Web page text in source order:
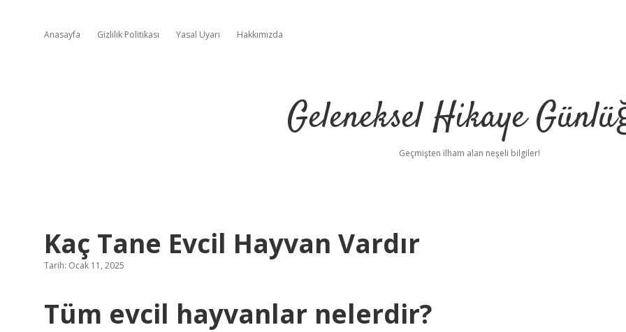
Anasayfa Gizlilik Politikası Yasal Uyarı Hakkımızda
Geleneksel Hikaye
Geçmişten ilham alan neşeli bilgiler!
Kaç Tane Evcil Hayvan Vardır
Tarih: Ocak 11, 2025
Tüm evcil hayvanlar nelerdir?